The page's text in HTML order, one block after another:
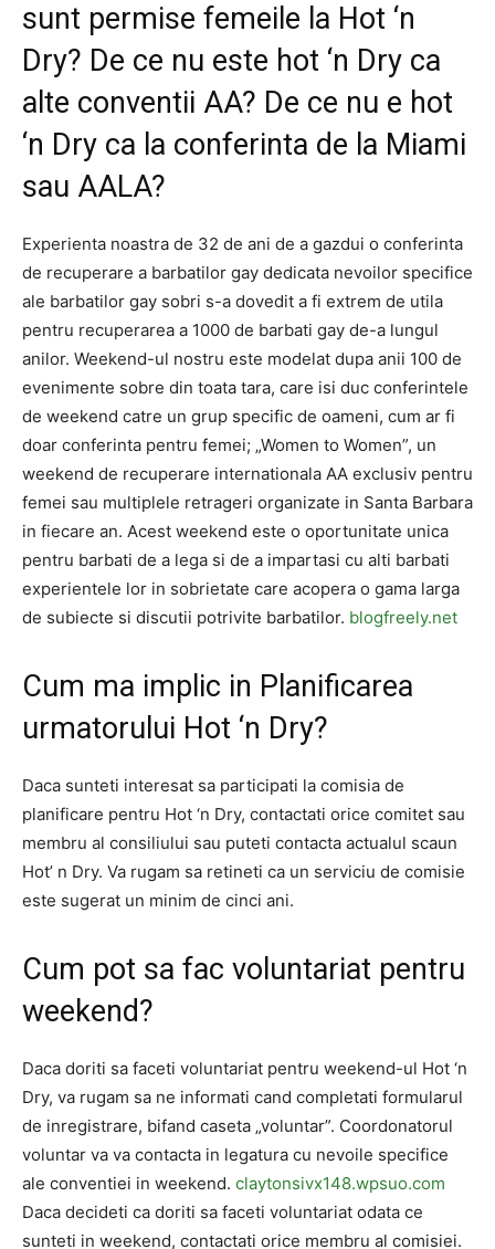
sunt permise femeile la Hot ‘n
Dry? De ce nu este hot ‘n Dry ca
alte conventii AA? De ce nu e hot
‘n Dry ca la conferinta de la Miami
sau AALA?
Experienta noastra de 32 de ani de a gazdui o conferinta
de recuperare a barbatilor gay dedicata nevoilor specifice
ale barbatilor gay sobri s-a dovedit a fi extrem de utila
pentru recuperarea a 1000 de barbati gay de-a lungul
anilor. Weekend-ul nostru este modelat dupa anii 100 de
evenimente sobre din toata tara, care isi duc conferintele
de weekend catre un grup specific de oameni, cum ar fi
doar conferinta pentru femei; „Women to Women”, un
weekend de recuperare internationala AA exclusiv pentru
femei sau multiplele retrageri organizate in Santa Barbara
in fiecare an. Acest weekend este o oportunitate unica
pentru barbati de a lega si de a impartasi cu alti barbati
experientele lor in sobrietate care acopera o gama larga
de subiecte si discutii potrivite barbatilor. blogfreely.net
Cum ma implic in Planificarea
urmatorului Hot ‘n Dry?
Daca sunteti interesat sa participati la comisia de
planificare pentru Hot ‘n Dry, contactati orice comitet sau
membru al consiliului sau puteti contacta actualul scaun
Hot’ n Dry. Va rugam sa retineti ca un serviciu de comisie
este sugerat un minim de cinci ani.
Cum pot sa fac voluntariat pentru
weekend?
Daca doriti sa faceti voluntariat pentru weekend-ul Hot ‘n
Dry, va rugam sa ne informati cand completati formularul
de inregistrare, bifand caseta „voluntar”. Coordonatorul
voluntar va va contacta in legatura cu nevoile specifice
ale conventiei in weekend. claytonsivx148.wpsuo.com
Daca decideti ca doriti sa faceti voluntariat odata ce
sunteti in weekend, contactati orice membru al comisiei.